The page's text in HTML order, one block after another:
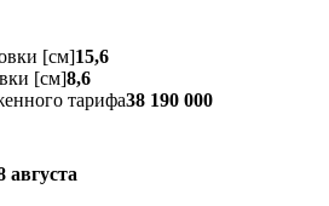
[см]15,6
[см]8,6
тарифа38 190 000
августа